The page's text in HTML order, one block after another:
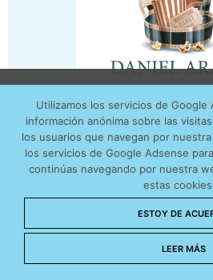
Utilizamos los servicios de Google
información anónima sobre las
los usuarios que navegan por
los servicios de Google Adsense
continúas navegando por nuestra
estas
ESTOY DE
LEER MÁS
tráfico web que recibimos y
más os interesan. Puede cambiar
obtener más información sobre
utilizamos en nuestra Política de
Aceptar
No permitir